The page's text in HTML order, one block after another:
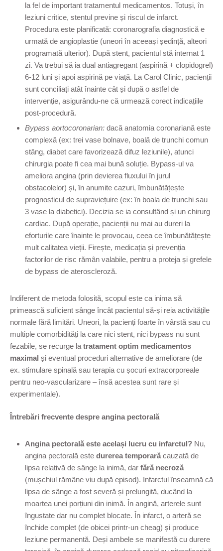
la fel de important tratamentul medicamentos. Totuși, în
leziuni critice, stentul previne și riscul de infarct.
Procedura este planificată: coronarografia diagnostică e
urmată de angioplastie (uneori în aceeași ședință, alteori
programată ulterior). După stent, pacientul stă internat 1
zi. Va trebui să ia dual antiagregant (aspirină + clopidogrel)
6-12 luni și apoi aspirină pe viață. La Carol Clinic, pacienții
sunt conciliați atât înainte cât și după o astfel de
intervenție, asigurându-ne că urmează corect indicațiile
post-procedură.
Bypass aortocoronarian: dacă anatomia coronariană este
complexă (ex: trei vase bolnave, boală de trunchi comun
stâng, diabet care favorizează difuz leziunile), atunci
chirurgia poate fi cea mai bună soluție. Bypass-ul va
ameliora angina (prin devierea fluxului în jurul
obstacolelor) și, în anumite cazuri, îmbunătățește
prognosticul de supraviețuire (ex: în boala de trunchi sau
3 vase la diabetici). Decizia se ia consultând și un chirurg
cardiac. După operație, pacienții nu mai au dureri la
eforturile care înainte le provocau, ceea ce îmbunătățește
mult calitatea vieții. Firește, medicația și prevenția
factorilor de risc rămân valabile, pentru a proteja și grefele
de bypass de ateroscleroză.
Indiferent de metoda folosită, scopul este ca inima să
primească suficient sânge încât pacientul să-și reia activitățile
normale fără limitări. Uneori, la pacienți foarte în vârstă sau cu
multiple comorbidități la care nici stent, nici bypass nu sunt
fezabile, se recurge la tratament optim medicamentos
maximal și eventual proceduri alternative de ameliorare (de
ex. stimulare spinală sau terapia cu șocuri extracorporeale
pentru neo-vascularizare – însă acestea sunt rare și
experimentale).
Întrebări frecvente despre angina pectorală
Angina pectorală este același lucru cu infarctul? Nu,
angina pectorală este durerea temporară cauzată de
lipsa relativă de sânge la inimă, dar fără necroză
(mușchiul rămâne viu după episod). Infarctul înseamnă că
lipsa de sânge a fost severă și prelungită, ducând la
moartea unei porțiuni din inimă. În angină, arterele sunt
îngustate dar nu complet blocate. În infarct, o arteră se
închide complet (de obicei printr-un cheag) și produce
leziune permanentă. Deși ambele se manifestă cu durere